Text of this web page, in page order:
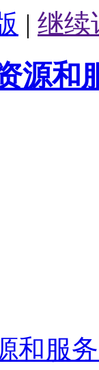
| 继续
和服